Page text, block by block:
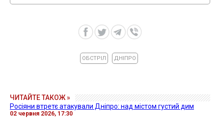
ОБСТРІЛ ДНІПРО
ЧИТАЙТЕ ТАКОЖ »
Росіяни втретє атакували Дніпро: над містом густий дим
02 червня 2026, 17:30